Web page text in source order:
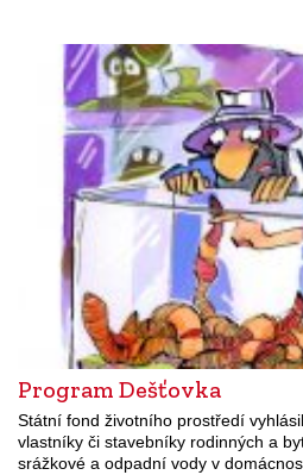
Program Dešťovka
Státní fond životního prostředí
vlastníky či stavebníky rodinných a
srážkové a odpadní vody v